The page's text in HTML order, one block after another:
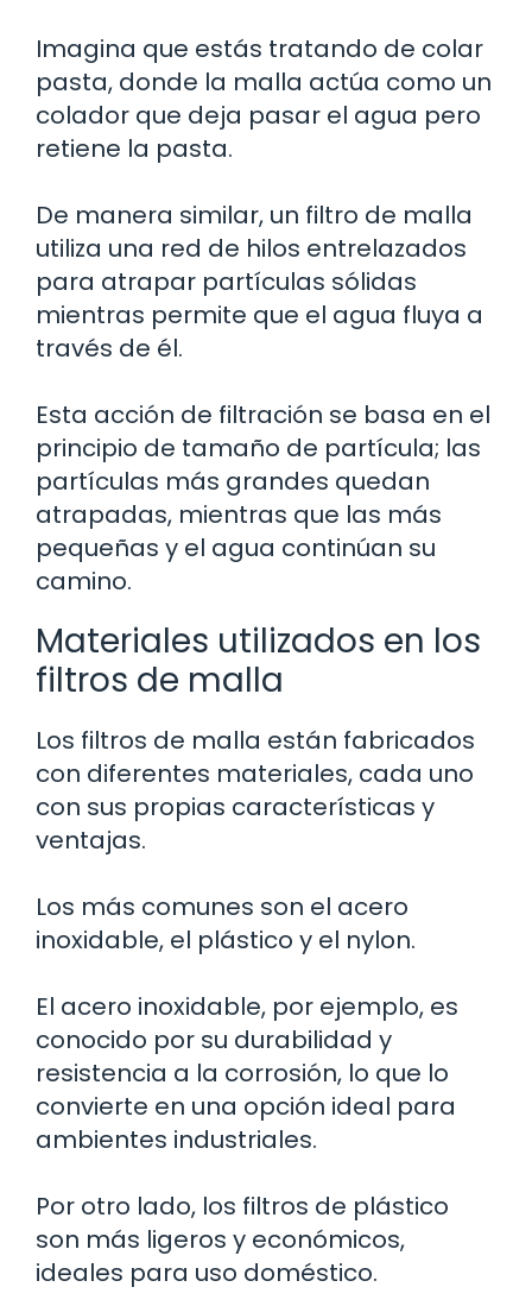
Imagina que estás tratando de colar
pasta, donde la malla actúa como un
colador que deja pasar el agua pero
retiene la pasta.
De manera similar, un filtro de malla
utiliza una red de hilos entrelazados
para atrapar partículas sólidas
mientras permite que el agua fluya a
través de él.
Esta acción de filtración se basa en el
principio de tamaño de partícula; las
partículas más grandes quedan
atrapadas, mientras que las más
pequeñas y el agua continúan su
camino.
Materiales utilizados en los
filtros de malla
Los filtros de malla están fabricados
con diferentes materiales, cada uno
con sus propias características y
ventajas.
Los más comunes son el acero
inoxidable, el plástico y el nylon.
El acero inoxidable, por ejemplo, es
conocido por su durabilidad y
resistencia a la corrosión, lo que lo
convierte en una opción ideal para
ambientes industriales.
Por otro lado, los filtros de plástico
son más ligeros y económicos,
ideales para uso doméstico.